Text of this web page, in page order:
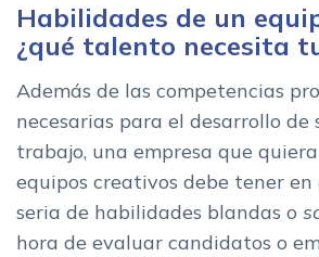
Habilidades de un
¿qué talento necesita
Además de las competencias
necesarias para el desarrollo de
trabajo, una empresa que
equipos creativos debe tener
seria de habilidades blandas o
hora de evaluar candidatos o